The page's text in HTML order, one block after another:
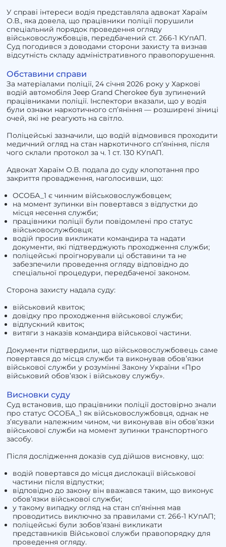
У справі інтереси водія представляла адвокат Хараїм
О.В., яка довела, що працівники поліції порушили
спеціальний порядок проведення огляду
військовослужбовців, передбачений ст. 266-1 КУпАП.
Суд погодився з доводами сторони захисту та визнав
відсутність складу адміністративного правопорушення.
Обставини справи
За матеріалами поліції, 24 січня 2026 року у Харкові
водій автомобіля Jeep Grand Cherokee був зупинений
працівниками поліції. Інспектори вказали, що у водія
були ознаки наркотичного сп’яніння — розширені зіниці
очей, які не реагують на світло.
Поліцейські зазначили, що водій відмовився проходити
медичний огляд на стан наркотичного сп’яніння, після
чого склали протокол за ч. 1 ст. 130 КУпАП.
Адвокат Хараїм О.В. подала до суду клопотання про
закриття провадження, наголосивши, що:
ОСОБА_1 є чинним військовослужбовцем;
на момент зупинки він повертався з відпустки до
місця несення служби;
працівники поліції були повідомлені про статус
військовослужбовця;
водій просив викликати командира та надати
документи, які підтверджують проходження служби;
поліцейські проігнорували ці обставини та не
забезпечили проведення огляду відповідно до
спеціальної процедури, передбаченої законом.
Сторона захисту надала суду:
військовий квиток;
довідку про проходження військової служби;
відпускний квиток;
витяги з наказів командира військової частини.
Документи підтвердили, що військовослужбовець саме
повертався до місця служби та виконував обов’язки
військової служби у розумінні Закону України «Про
військовий обов’язок і військову службу».
Висновки суду
Суд встановив, що працівники поліції достовірно знали
про статус ОСОБА_1 як військовослужбовця, однак не
з’ясували належним чином, чи виконував він обов’язки
військової служби на момент зупинки транспортного
засобу.
Після дослідження доказів суд дійшов висновку, що:
водій повертався до місця дислокації військової
частини після відпустки;
відповідно до закону він вважався таким, що виконує
обов’язки військової служби;
у такому випадку огляд на стан сп’яніння мав
проводитись виключно за правилами ст. 266-1 КУпАП;
поліцейські були зобов’язані викликати
представників Військової служби правопорядку для
проведення огляду.